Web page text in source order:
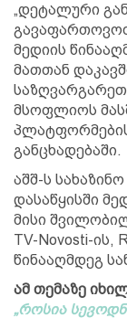
„დეტალური
მედიის
მათთან
მსოფლიოს
პლატფორმების
განცხადებაში.
აშშ-ს
დასაწყისში
მისი
TV-Novosti-ის,
წინააღმდეგ
ამ თემაზე
„როსია